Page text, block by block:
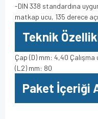
-DIN 338 standardına
matkap ucu, 135 derece
Teknik
Çap (D) mm: 4,40 Çalışma
(L2) mm: 80
Paket İçeriği